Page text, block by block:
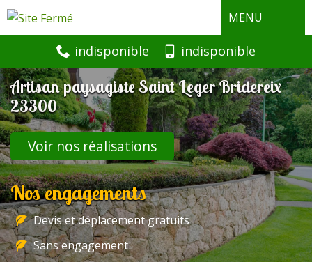
MENU
indisponible indisponible
Artisan paysagiste Saint Leger Bridereix
23300
Voir nos réalisations
Nos engagements
Devis et déplacement gratuits
Sans engagement